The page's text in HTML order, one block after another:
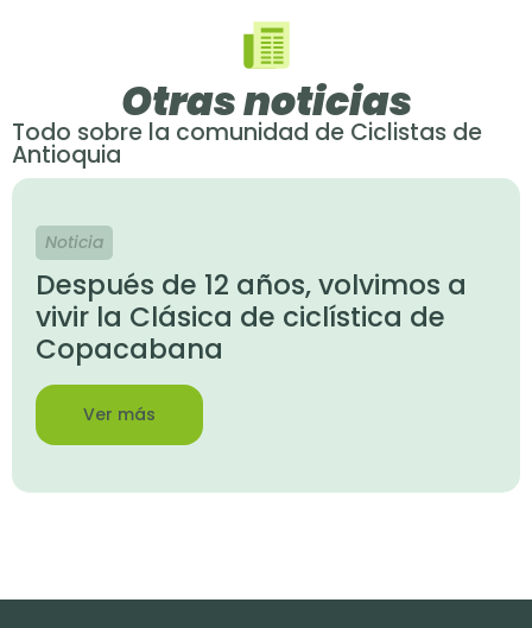
Otras noticias
Todo sobre la comunidad de Ciclistas de
Antioquia
Noticia
Después de 12 años, volvimos a
vivir la Clásica de ciclística de
Copacabana
Ver más